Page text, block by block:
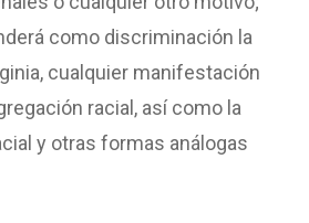
como discriminación la
cualquier manifestación
racial, así como la
y otras formas análogas